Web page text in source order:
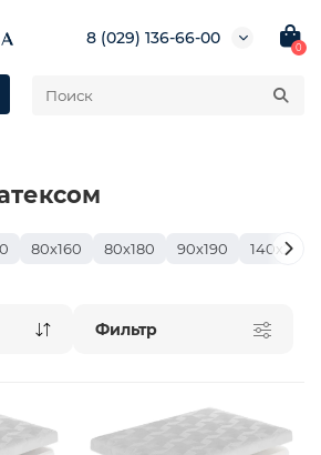
8 (029) 136-66-00
0
80х160 80х180 90х190 140х200
Фильтр